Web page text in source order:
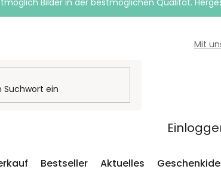
Bilder in der bestmöglichen Qualität.
Mit
Bestseller Aktuelles